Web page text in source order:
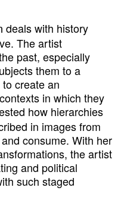
deals with history
The artist
past, especially
them to a
create an
in which they
how hierarchies
in images from
consume. With her
the artist
and political
such staged